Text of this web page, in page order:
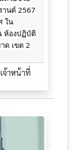
านต์ 2567
ใน
ห้องปฏิบัติ
ด เขต 2
จ้าหน้าที่